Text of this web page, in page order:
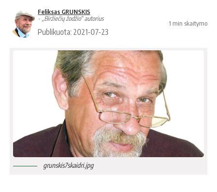
Feliksas GRUNSKIS
- „Biržiečių žodžio“ autorius
Publikuota: 2021-07-23
1 min skaitymo
grunskis7skaidri.jpg